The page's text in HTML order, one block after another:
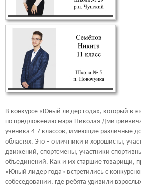
В конкурсе «Юный лидер года», который в
по предложению мэра Николая
ученика 4-7 классов, имеющие различные
областях. Это – отличники и хорошисты,
движений, спортсмены, участники
объединений. Как и их старшие товарищи,
«Юный лидер года» встретились с
собеседовании, где ребята удивили